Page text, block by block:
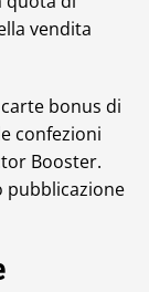
vendita
bonus di
confezioni
Booster.
pubblicazione